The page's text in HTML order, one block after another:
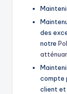
des
notre
compte
client et